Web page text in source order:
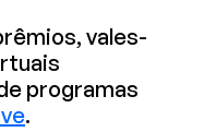
vales-
programas
.